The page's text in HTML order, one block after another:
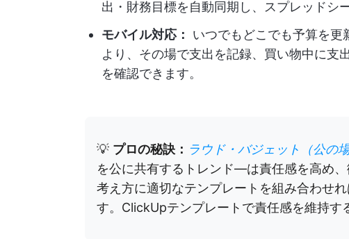
出・財務目標を自動同期し、スプレッドシ
モバイル対応：
いつでもどこでも予算を更
より、その場で支出を記録、買い物中に支
を確認できます。
💡 プロの秘訣： ラウド・バジェット（公の
を公に共有するトレンド—は責任感を高め
考え方に適切なテンプレートを組み合わせ
す。ClickUpテンプレートで責任感を維持す